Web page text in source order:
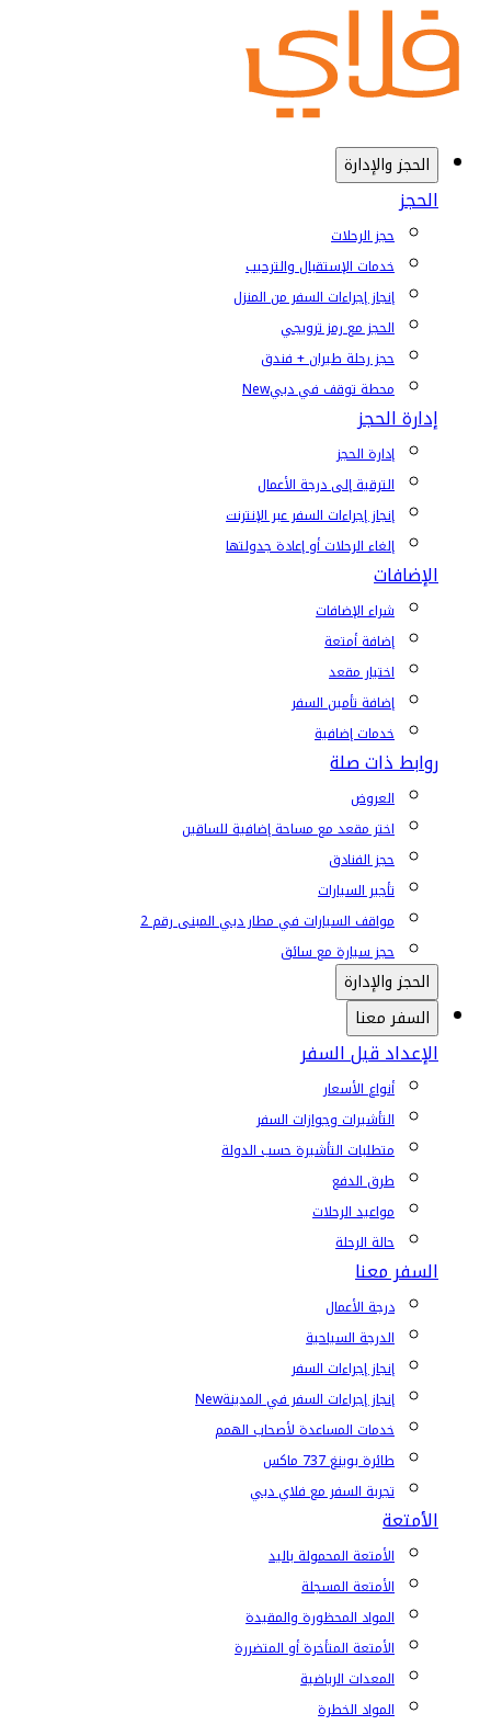
الحجز والإدارة
الحجز
حجز الرحلات
خدمات الإستقبال والترحيب
إنجاز إجراءات السفر من المنزل
الحجز مع رمز ترويجي
حجز رحلة طيران + فندق
محطة توقف في دبيNew
إدارة الحجز
إدارة الحجز
الترقية إلى درجة الأعمال
إنجاز إجراءات السفر عبر الإنترنت
إلغاء الرحلات أو إعادة جدولتها
الإضافات
شراء الإضافات
إضافة أمتعة
اختيار مقعد
إضافة تأمين السفر
خدمات إضافية
روابط ذات صلة
العروض
اختر مقعد مع مساحة إضافية للساقين
حجز الفنادق
تأجير السيارات
مواقف السيارات في مطار دبي المبنى رقم 2
حجز سيارة مع سائق
الحجز والإدارة
السفر معنا
الإعداد قبل السفر
أنواع الأسعار
التأشيرات وجوازات السفر
متطلبات التأشيرة حسب الدولة
طرق الدفع
مواعيد الرحلات
حالة الرحلة
السفر معنا
درجة الأعمال
الدرجة السياحية
إنجاز إجراءات السفر
إنجاز إجراءات السفر في المدينةNew
خدمات المساعدة لأصحاب الهمم
طائرة بوينغ 737 ماكس
تجربة السفر مع فلاي دبي
الأمتعة
الأمتعة المحمولة باليد
الأمتعة المسجلة
المواد المحظورة والمقيدة
الأمتعة المتأخرة أو المتضررة
المعدات الرياضية
المواد الخطرة